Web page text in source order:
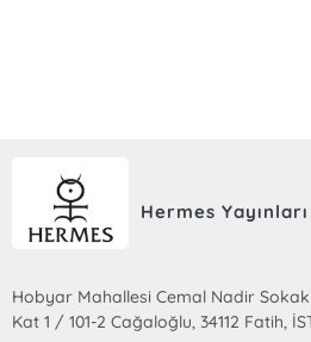
Hermes Yayınları
Hobyar Mahallesi Cemal Nadir
Kat 1 / 101-2 Cağaloğlu, 34112 Fatih,